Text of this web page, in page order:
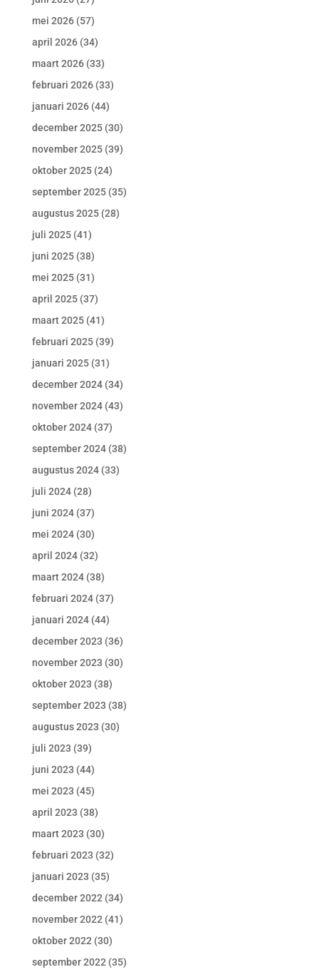
mei 2026(57)
april 2026(34)
maart 2026(33)
februari 2026(33)
januari 2026(44)
december 2025(30)
november 2025(39)
oktober 2025(24)
september 2025(35)
augustus 2025(28)
juli 2025(41)
juni 2025(38)
mei 2025(31)
april 2025(37)
maart 2025(41)
februari 2025(39)
januari 2025(31)
december 2024(34)
november 2024(43)
oktober 2024(37)
september 2024(38)
augustus 2024(33)
juli 2024(28)
juni 2024(37)
mei 2024(30)
april 2024(32)
maart 2024(38)
februari 2024(37)
januari 2024(44)
december 2023 (36)
november 2023 (30)
oktober 2023 (38)
september 2023 (38)
augustus 2023 (30)
juli 2023 (39)
juni 2023 (44)
mei 2023 (45)
april 2023 (38)
maart 2023 (30)
februari 2023 (32)
januari 2023 (35)
december 2022 (34)
november 2022 (41)
oktober 2022 (30)
september 2022 (35)